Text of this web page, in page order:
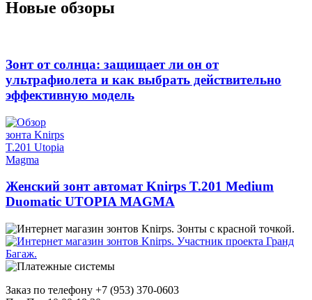
Новые обзоры
Зонт от солнца: защищает ли он от
ультрафиолета и как выбрать действительно
эффективную модель
Женский зонт автомат Knirps T.201 Medium
Duomatic UTOPIA MAGMA
Заказ по телефону +7 (953) 370-0603